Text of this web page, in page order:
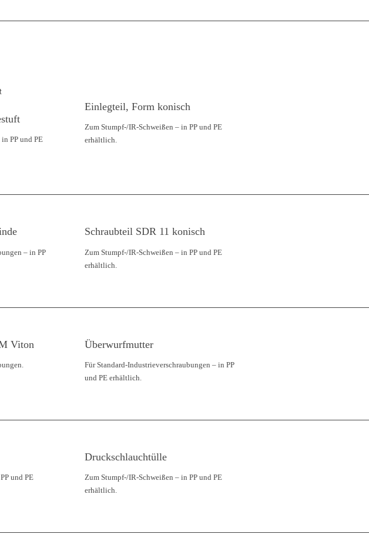
PP und PE
Einlegteil, Form konisch
Zum Stumpf-/IR-Schweißen – in PP und PE
erhältlich.
– in PP
Schraubteil SDR 11 konisch
Zum Stumpf-/IR-Schweißen – in PP und PE
erhältlich.
Viton Überwurfmutter
Für Standard-Industrieverschraubungen – in PP
und PE erhältlich.
und PE
Druckschlauchtülle
Zum Stumpf-/IR-Schweißen – in PP und PE
erhältlich.